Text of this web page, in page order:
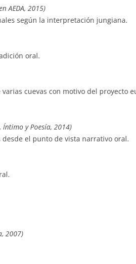
AEDA, 2015)
según la interpretación jungiana.
oral.
cuevas con motivo del proyecto
Íntimo y Poesía, 2014)
el punto de vista narrativo oral.
2007)